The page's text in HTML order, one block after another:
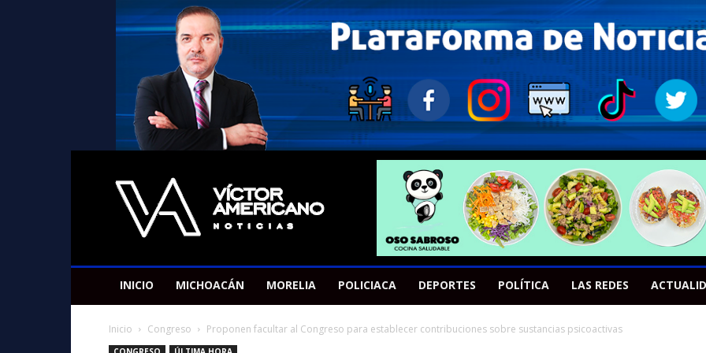
Americano
Victor
INICIO MICHOACÁN MORELIA POLICIACA DEPORTES POLÍTICA LAS REDES
Inicio Congreso Proponen facultar al Congreso para establecer contribuciones sobre sustancias psicoactivas